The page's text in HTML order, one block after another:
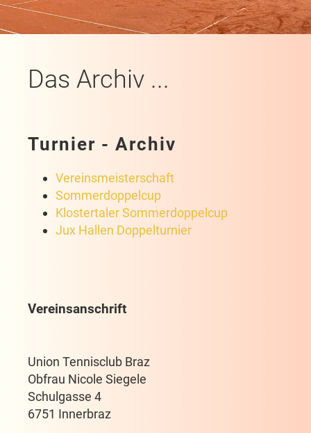
Das Archiv ...
Turnier - Archiv
Vereinsmeisterschaft
Sommerdoppelcup
Klostertaler Sommerdoppelcup
Jux Hallen Doppelturnier
Vereinsanschrift
Union Tennisclub Braz
Obfrau Nicole Siegele
Schulgasse 4
6751 Innerbraz